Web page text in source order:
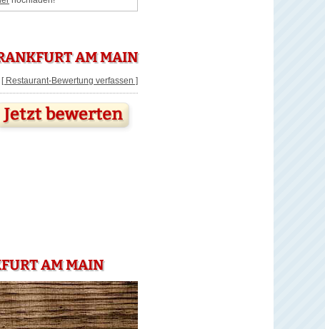
AM MAIN
[ Restaurant-Bewertung verfassen ]
AM MAIN